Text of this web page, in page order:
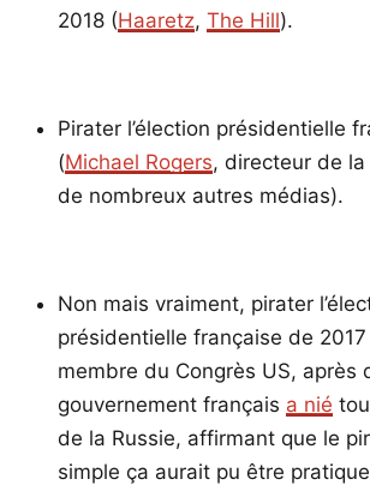
2018 (Haaretz, The Hill).
Pirater l’élection présidentielle
(Michael Rogers, directeur de la
de nombreux autres médias).
Non mais vraiment, pirater
présidentielle française de
membre du Congrès US, après
gouvernement français a nié
de la Russie, affirmant que le
simple ça aurait pu être